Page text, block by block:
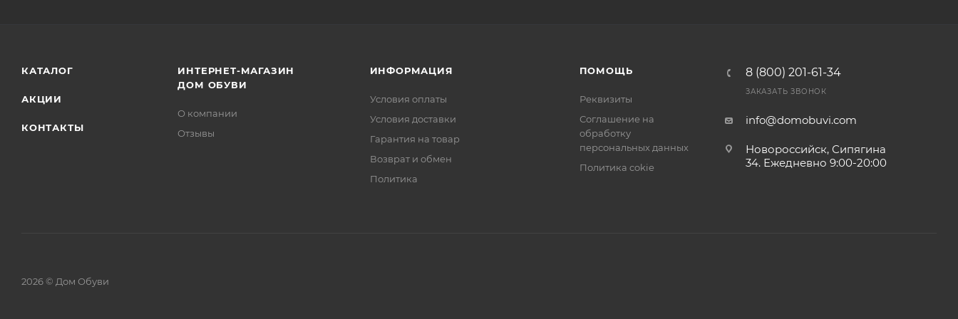
КАТАЛОГ
АКЦИИ
КОНТАКТЫ
ИНТЕРНЕТ-МАГАЗИН
ДОМ ОБУВИ
О компании
Отзывы
ИНФОРМАЦИЯ
Условия оплаты
Условия доставки
Гарантия на товар
Возврат и обмен
Политика
ПОМОЩЬ
Реквизиты
Соглашение на
обработку
персональных данных
Политика cokie
8 (800) 201-61-34
ЗАКАЗАТЬ ЗВОНОК
info@domobuvi.com
Новороссийск, Сипягина
34. Ежедневно 9:00-20:00
2026 © Дом Обуви